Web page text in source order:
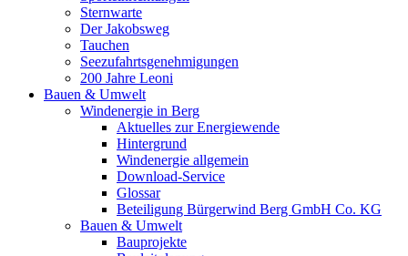
Sternwarte
Der Jakobsweg
Tauchen
Seezufahrtsgenehmigungen
200 Jahre Leoni
Bauen & Umwelt
Windenergie in Berg
Aktuelles zur Energiewende
Hintergrund
Windenergie allgemein
Download-Service
Glossar
Beteiligung Bürgerwind Berg GmbH Co. KG
Bauen & Umwelt
Bauprojekte